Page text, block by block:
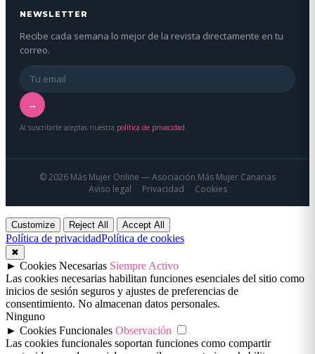
NEWSLETTER
Recibe cada semana lo mejor de la revista directamente en tu
correo.
→
Al suscribirte aceptas nuestra política de privacidad
© 2026 Más Mujer Online — Asociación Más Mujer Canarias
Aviso legal
Privacidad Cookies
Customize Reject All Accept All
Política de privacidadPolítica de cookies
✖
► Cookies Necesarias Siempre Activo
Las cookies necesarias habilitan funciones esenciales del sitio como
inicios de sesión seguros y ajustes de preferencias de
consentimiento. No almacenan datos personales.
Ninguno
► Cookies Funcionales Observación
Las cookies funcionales soportan funciones como compartir